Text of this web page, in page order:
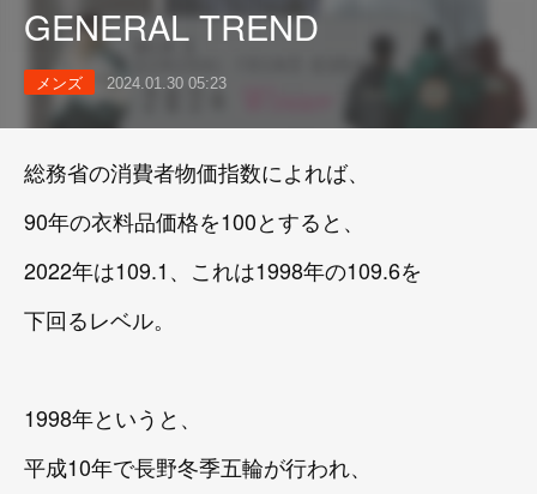
GENERAL TREND
メンズ 2024.01.30 05:23
総務省の消費者物価指数によれば、
90年の衣料品価格を100とすると、
2022年は109.1、これは1998年の109.6を
下回るレベル。
1998年というと、
平成10年で長野冬季五輪が行われ、